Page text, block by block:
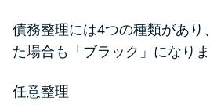
債務整理には4つの種類があり
た場合も「ブラック」になりま
任意整理